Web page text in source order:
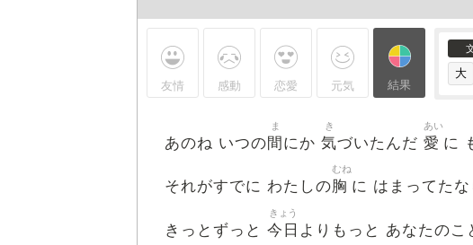
友情 感動 恋愛 元気 結果
あのね いつの間
ま
にか 気
き
づいたんだ 愛
あい
に
それがすでに わたしの胸
むね
に はまってたな
きっとずっと 今日
きょう
よりもっと あなたのこ